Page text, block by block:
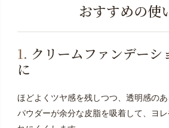
おすすめの使
1. クリームファンデーシ
に
ほどよくツヤ感を残しつつ、透明感のあ
パウダーが余分な皮脂を吸着して、ヨ